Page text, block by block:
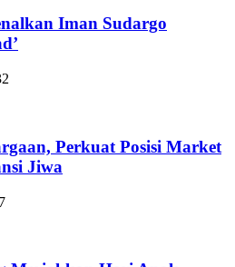
Iman Sudargo
Perkuat Posisi Market
Jiwa